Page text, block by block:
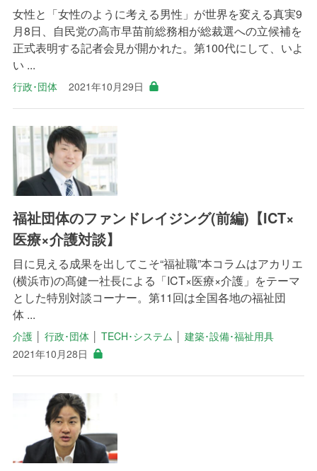
女性と「女性のように考える男性」が世界を変える真実9
月8日、自民党の高市早苗前総務相が総裁選への立候補を
正式表明する記者会見が開かれた。第100代にして、いよ
い ...
行政･団体 2021年10月29日
福祉団体のファンドレイジング(前編)【ICT×
医療×介護対談】
目に見える成果を出してこそ“福祉職”本コラムはアカリエ
(横浜市)の髙健一社長による「ICT×医療×介護」をテーマ
とした特別対談コーナー。第11回は全国各地の福祉団
体 ...
介護│ 行政･団体│ TECH･システム │ 建築･設備･福祉用具
2021年10月28日